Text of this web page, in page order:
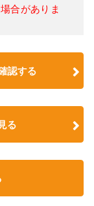
合がありま
認する
る